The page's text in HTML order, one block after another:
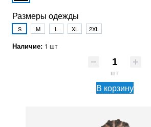
Размеры одежды
S M L XL 2XL
Наличие: 1 шт
шт
В корзину